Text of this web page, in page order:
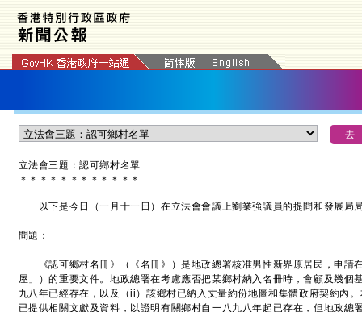
立法會三題：認可鄉村名單
＊ ＊ ＊ ＊ ＊ ＊ ＊ ＊ ＊ ＊ ＊ ＊
以下是今日（一月十一日）在立法會會議上劉業強議員的提問和發展局
問題：
《認可鄉村名冊》（《名冊》）是地政總署核准男性新界原居民，申請
屋」）的重要文件。地政總署在考慮應否把某鄉村納入名冊時，會顧及幾個
九八年已經存在，以及（ii）該鄉村已納入丈量約份地圖和集體政府契約內
已提供相關文獻及資料，以證明有關鄉村自一八九八年起已存在，但地政總